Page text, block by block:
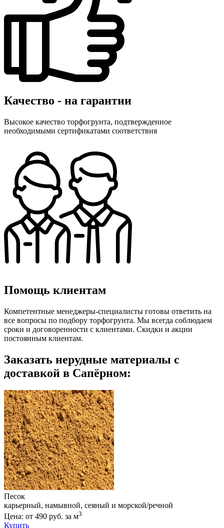
Качество - на гарантии
Высокое качество торфогрунта, подтвержденное
необходимыми сертификатами соответствия
Помощь клиентам
Компетентные менеджеры-специалисты готовы ответить на
все вопросы по подбору торфогрунта. Мы всегда соблюдаем
сроки и договоренности с клиентами. Скидки и акции
постоянным клиентам.
Заказать нерудные материалы с
доставкой в Сапёрном:
Песок
карьерный, намывной, сеяный и морской/речной
Цена: от 490 руб. за м3
Купить